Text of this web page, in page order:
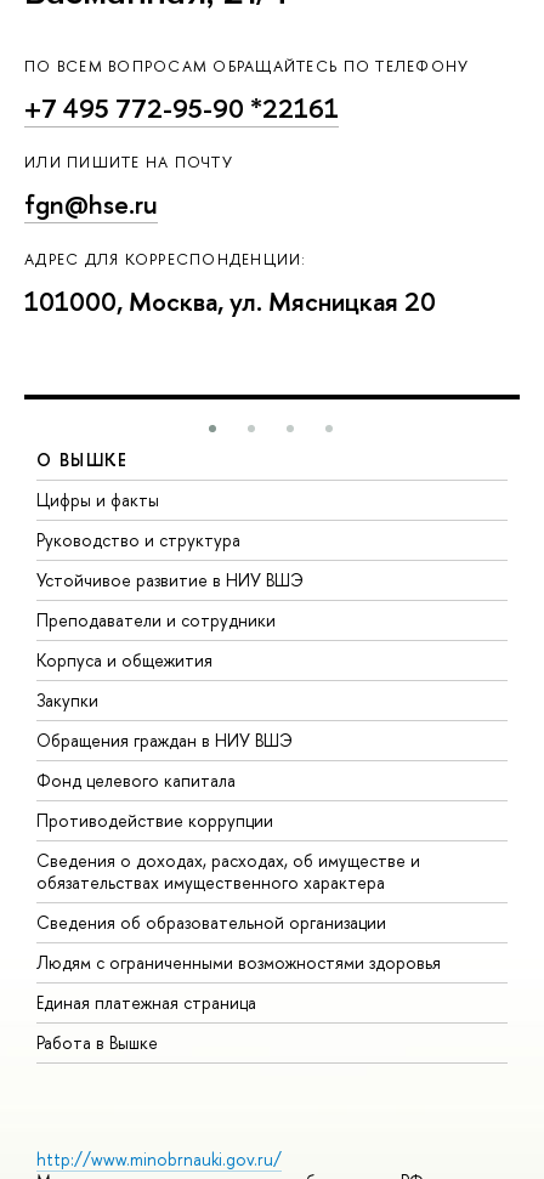
ПО ВСЕМ ВОПРОСАМ ОБРАЩАЙТЕСЬ ПО ТЕЛЕФОНУ
+7 495 772-95-90 *22161
ИЛИ ПИШИТЕ НА ПОЧТУ
fgn@hse.ru
АДРЕС ДЛЯ КОРРЕСПОНДЕНЦИИ:
101000, Москва, ул. Мясницкая 20
О ВЫШКЕ
Цифры и факты
Руководство и структура
Устойчивое развитие в НИУ ВШЭ
Преподаватели и сотрудники
Корпуса и общежития
Закупки
Обращения граждан в НИУ ВШЭ
Фонд целевого капитала
Противодействие коррупции
Сведения о доходах, расходах, об имуществе и
обязательствах имущественного характера
Сведения об образовательной организации
Людям с ограниченными возможностями здоровья
Единая платежная страница
Работа в Вышке
http://www.minobrnauki.gov.ru/